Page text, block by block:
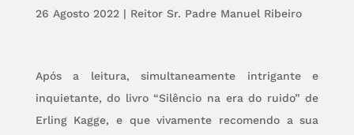
26 Agosto 2022| Reitor Sr. Padre Manuel Ribeiro
Após a leitura, simultaneamente intrigante e
inquietante, do livro “Silêncio na era do ruido” de
Erling Kagge, e que vivamente recomendo a sua